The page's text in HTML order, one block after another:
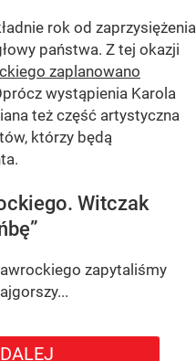
rok od zaprzysiężenia
państwa. Z tej okazji
zaplanowano
wystąpienia Karola
też część artystyczna
którzy będą
Witczak
zapytaliśmy